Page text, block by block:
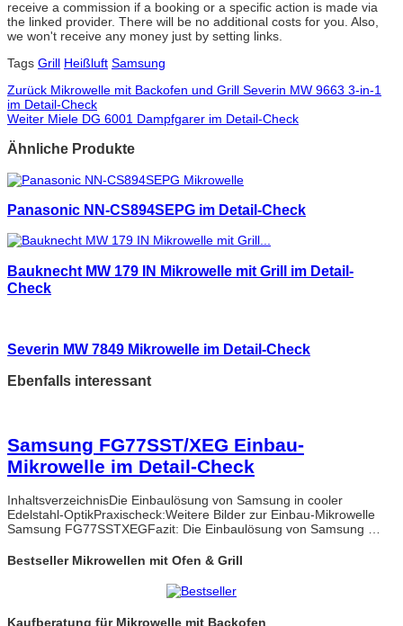
receive a commission if a booking or a specific action is made via
the linked provider. There will be no additional costs for you. Also,
we won't receive any money just by setting links.
Tags Grill Heißluft Samsung
Zurück Mikrowelle mit Backofen und Grill Severin MW 9663 3-in-1
im Detail-Check
Weiter Miele DG 6001 Dampfgarer im Detail-Check
Ähnliche Produkte
Panasonic NN-CS894SEPG im Detail-Check
Bauknecht MW 179 IN Mikrowelle mit Grill im Detail-
Check
Severin MW 7849 Mikrowelle im Detail-Check
Ebenfalls interessant
Samsung FG77SST/XEG Einbau-
Mikrowelle im Detail-Check
InhaltsverzeichnisDie Einbaulösung von Samsung in cooler
Edelstahl-OptikPraxischeck:Weitere Bilder zur Einbau-Mikrowelle
Samsung FG77SSTXEGFazit: Die Einbaulösung von Samsung …
Bestseller Mikrowellen mit Ofen & Grill
Kaufberatung für Mikrowelle mit Backofen